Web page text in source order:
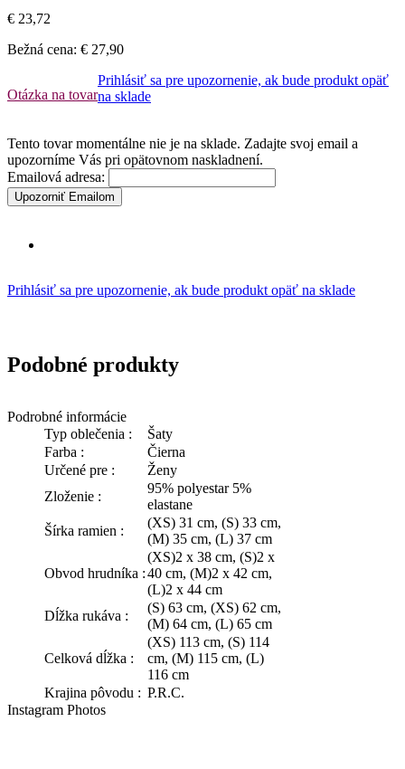
€ 23,72
Bežná cena: € 27,90
Otázka na tovar
Prihlásiť sa pre upozornenie, ak bude produkt opäť
na sklade
Tento tovar momentálne nie je na sklade. Zadajte svoj email a
upozorníme Vás pri opätovnom naskladnení.
Emailová adresa:
Upozorniť Emailom
Prihlásiť sa pre upozornenie, ak bude produkt opäť na sklade
Podrobné informácie
Typ oblečenia :
Šaty
Farba :
Čierna
Určené pre :
Ženy
Zloženie :
95% polyestar 5%
elastane
Šírka ramien :
(XS) 31 cm, (S) 33 cm,
(M) 35 cm, (L) 37 cm
Obvod hrudníka :
(XS)2 x 38 cm, (S)2 x
40 cm, (M)2 x 42 cm,
(L)2 x 44 cm
Dĺžka rukáva :
(S) 63 cm, (XS) 62 cm,
(M) 64 cm, (L) 65 cm
Celková dĺžka :
(XS) 113 cm, (S) 114
cm, (M) 115 cm, (L)
116 cm
Krajina pôvodu : P.R.C.
Instagram Photos
Podobné produkty